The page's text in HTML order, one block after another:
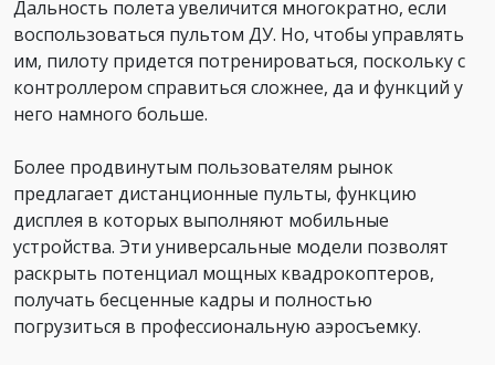
Дальность полета увеличится многократно, если
воспользоваться пультом ДУ. Но, чтобы управлять
им, пилоту придется потренироваться, поскольку с
контроллером справиться сложнее, да и функций у
него намного больше.
Более продвинутым пользователям рынок
предлагает дистанционные пульты, функцию
дисплея в которых выполняют мобильные
устройства. Эти универсальные модели позволят
раскрыть потенциал мощных квадрокоптеров,
получать бесценные кадры и полностью
погрузиться в профессиональную аэросъемку.